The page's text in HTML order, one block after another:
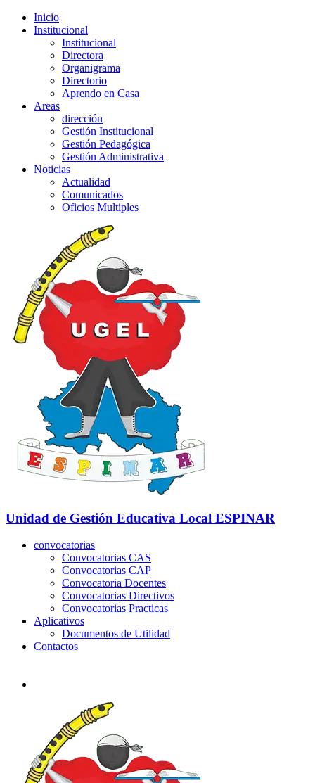
Inicio
Institucional
Institucional
Directora
Organigrama
Directorio
Aprendo en Casa
Areas
dirección
Gestión Institucional
Gestión Pedagógica
Gestión Administrativa
Noticias
Actualidad
Comunicados
Oficios Multiples
Unidad de Gestión Educativa Local ESPINAR
convocatorias
Convocatorias CAS
Convocatorias CAP
Convocatoria Docentes
Convocatorias Directivos
Convocatorias Practicas
Aplicativos
Documentos de Utilidad
Contactos